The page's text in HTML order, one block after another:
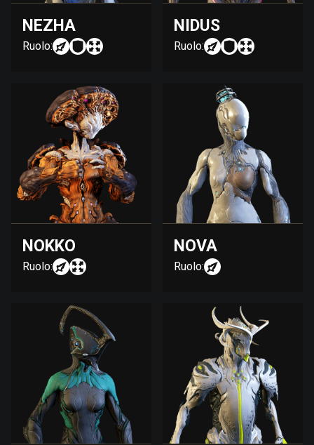
NEZHA
Ruolo:
NIDUS
Ruolo:
NOKKO
Ruolo:
NOVA
Ruolo: